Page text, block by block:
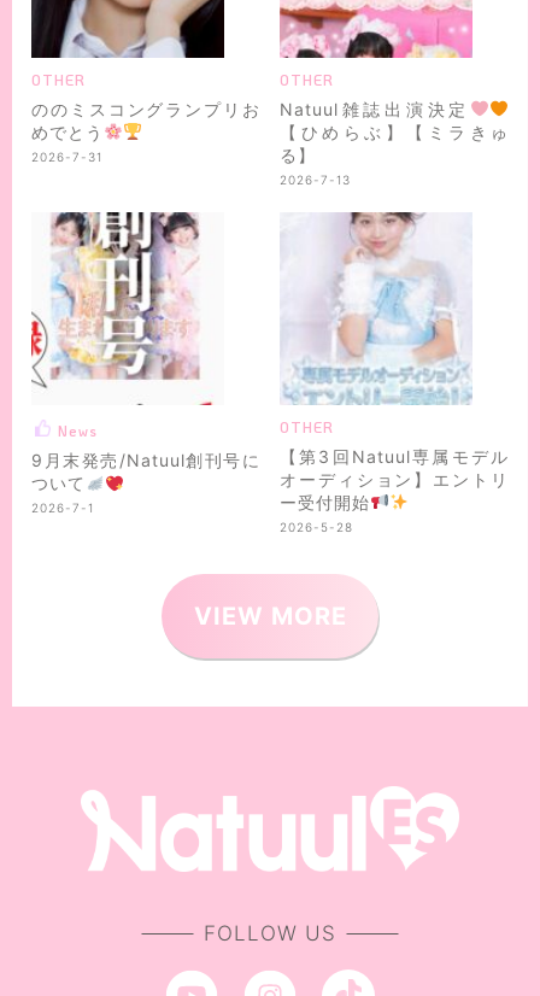
OTHER
ののミスコングランプリお
めでとう
2026-7-31
OTHER
Natuul雑誌出演決定
【ひめらぶ】【ミラきゅ
る】
2026-7-13
News
9月末発売/Natuul創刊号に
ついて
2026-7-1
OTHER
【第3回Natuul専属モデル
オーディション】エントリ
ー受付開始
2026-5-28
VIEW MORE
FOLLOW US